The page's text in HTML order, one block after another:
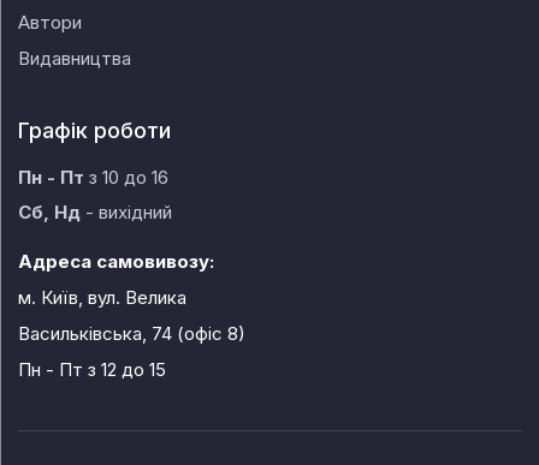
Автори
Видавництва
Графік роботи
Пн - Пт з 10 до 16
Сб, Нд - вихідний
Адреса самовивозу:
м. Київ, вул. Велика
Васильківська, 74 (офіс 8)
Пн - Пт з 12 до 15